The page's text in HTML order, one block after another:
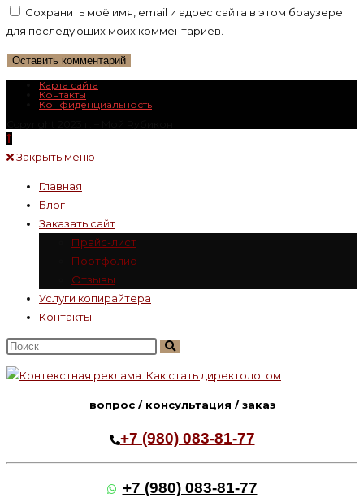
имя
пользователя,
чтобы
адрес,
чтобы
прокомментировать
вашего
веб-
сайта
Сохранить моё имя, email и адрес сайта в этом браузере
для последующих моих комментариев.
Карта сайта
Контакты
Конфиденциальность
Закрыть меню
Главная
Блог
Заказать сайт
Прайс-лист
Портфолио
Отзывы
Услуги копирайтера
Контакты
Поиск
на
сайте
вопрос / консультация / заказ
+7 (980) 083-81-77
+7 (980) 083-81-77